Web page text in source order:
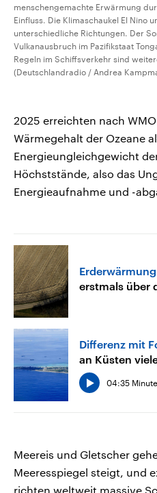
menschengemachte Erwärmung
Einfluss. Die Klimaschaukel El Nino
unterschiedliche Richtungen. Der
Vulkanausbruch im Pazifikstaat
Regeln im Schiffsverkehr sind
(Deutschlandradio / Andrea
2025 erreichten nach
Wärmegehalt der Ozeane
Energieungleichgewicht
Höchststände, also das
Energieaufnahme und -
Erderwärmung
erstmals über
Differenz mit
an Küsten
04:35
Meereis und Gletscher
Meeresspiegel steigt, und
richten weltweit massive